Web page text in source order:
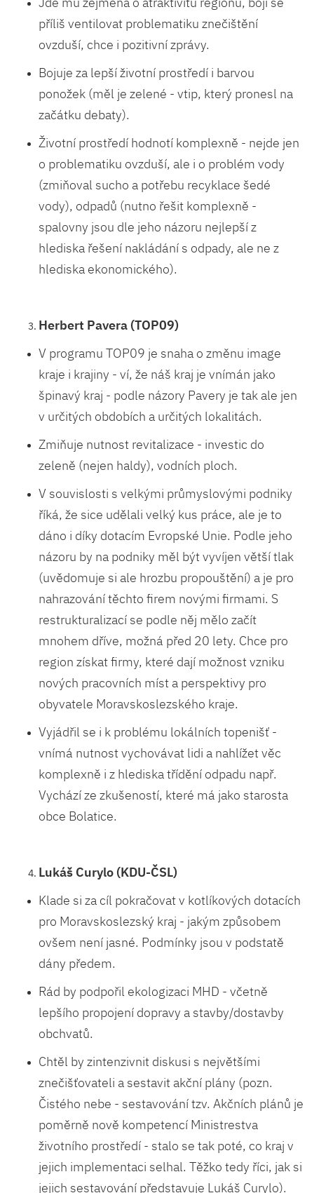
příliš ventilovat problematiku znečištění
ovzduší, chce i pozitivní zprávy.
Bojuje za lepší životní prostředí i barvou
ponožek (měl je zelené - vtip, který pronesl na
začátku debaty).
Životní prostředí hodnotí komplexně - nejde jen
o problematiku ovzduší, ale i o problém vody
(zmiňoval sucho a potřebu recyklace šedé
vody), odpadů (nutno řešit komplexně -
spalovny jsou dle jeho názoru nejlepší z
hlediska řešení nakládání s odpady, ale ne z
hlediska ekonomického).
Herbert Pavera (TOP09)
V programu TOP09 je snaha o změnu image
kraje i krajiny - ví, že náš kraj je vnímán jako
špinavý kraj - podle názory Pavery je tak ale jen
v určitých obdobích a určitých lokalitách.
Zmiňuje nutnost revitalizace - investic do
zeleně (nejen haldy), vodních ploch.
V souvislosti s velkými průmyslovými podniky
říká, že sice udělali velký kus práce, ale je to
dáno i díky dotacím Evropské Unie. Podle jeho
názoru by na podniky měl být vyvíjen větší tlak
(uvědomuje si ale hrozbu propouštění) a je pro
nahrazování těchto firem novými firmami. S
restrukturalizací se podle něj mělo začít
mnohem dříve, možná před 20 lety. Chce pro
region získat firmy, které dají možnost vzniku
nových pracovních míst a perspektivy pro
obyvatele Moravskoslezského kraje.
Vyjádřil se i k problému lokálních topenišť -
vnímá nutnost vychovávat lidi a nahlížet věc
komplexně i z hlediska třídění odpadu např.
Vychází ze zkušeností, které má jako starosta
obce Bolatice.
Lukáš Curylo (KDU-ČSL)
Klade si za cíl pokračovat v kotlíkových dotacích
pro Moravskoslezský kraj - jakým způsobem
ovšem není jasné. Podmínky jsou v podstatě
dány předem.
Rád by podpořil ekologizaci MHD - včetně
lepšího propojení dopravy a stavby/dostavby
obchvatů.
Chtěl by zintenzivnit diskusi s největšími
znečišťovateli a sestavit akční plány (pozn.
Čistého nebe - sestavování tzv. Akčních plánů je
poměrně nově kompetencí Ministrestva
životního prostředí - stalo se tak poté, co kraj v
jejich implementaci selhal. Těžko tedy říci, jak si
jejich sestavování představuje Lukáš Curylo).